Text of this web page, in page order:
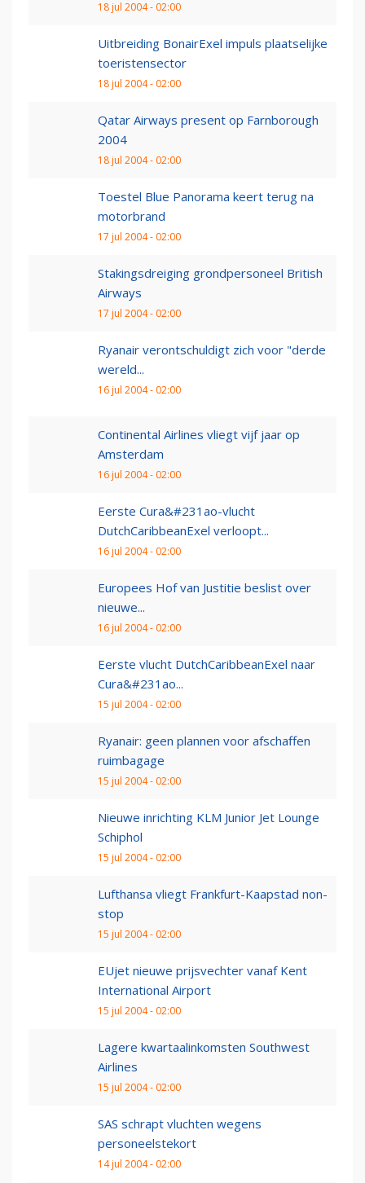
18 jul 2004 - 02:00
Uitbreiding BonairExel impuls plaatselijke
toeristensector
18 jul 2004 - 02:00
Qatar Airways present op Farnborough
2004
18 jul 2004 - 02:00
Toestel Blue Panorama keert terug na
motorbrand
17 jul 2004 - 02:00
Stakingsdreiging grondpersoneel British
Airways
17 jul 2004 - 02:00
Ryanair verontschuldigt zich voor "derde
wereld...
16 jul 2004 - 02:00
Continental Airlines vliegt vijf jaar op
Amsterdam
16 jul 2004 - 02:00
Eerste Cura&#231ao-vlucht
DutchCaribbeanExel verloopt...
16 jul 2004 - 02:00
Europees Hof van Justitie beslist over
nieuwe...
16 jul 2004 - 02:00
Eerste vlucht DutchCaribbeanExel naar
Cura&#231ao...
15 jul 2004 - 02:00
Ryanair: geen plannen voor afschaffen
ruimbagage
15 jul 2004 - 02:00
Nieuwe inrichting KLM Junior Jet Lounge
Schiphol
15 jul 2004 - 02:00
Lufthansa vliegt Frankfurt-Kaapstad non-
stop
15 jul 2004 - 02:00
EUjet nieuwe prijsvechter vanaf Kent
International Airport
15 jul 2004 - 02:00
Lagere kwartaalinkomsten Southwest
Airlines
15 jul 2004 - 02:00
SAS schrapt vluchten wegens
personeelstekort
14 jul 2004 - 02:00